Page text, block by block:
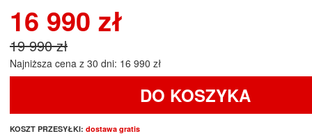
16 990 zł
19 990 zł
Najniższa cena z 30 dni: 16 990 zł
DO KOSZYKA
KOSZT PRZESYŁKI: dostawa gratis